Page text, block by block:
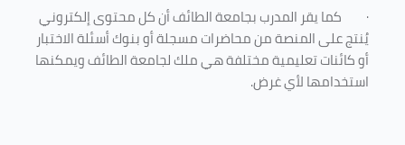
· كما يقر المدرب بجامعة الطائف أن كل محتوى إلكتروني
يُنتج على المنصة من محاضرات مسجلة أو بنوك أسئلة الاختبار
أو كائنات تعليمية مختلفة هي ملك لجامعة الطائف ويمكنها
استخدامها لأي غرض.